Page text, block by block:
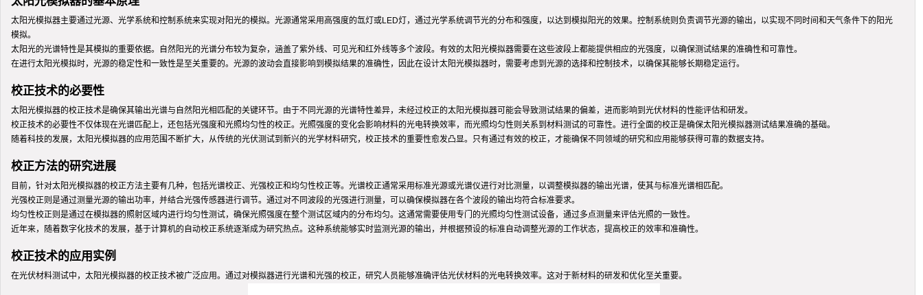
太阳光模拟器主要通过光源、光学系统和控制系统来实现对阳光的模拟。光源通常采用高强度的氙灯或LED灯，通过光学系统调节光的分布和强度，以达到模拟阳光的效果。控制系统则负责调节光源的输出，以实现不同时间和天气条件下的阳光
模拟。
太阳光的光谱特性是其模拟的重要依据。自然阳光的光谱分布较为复杂，涵盖了紫外线、可见光和红外线等多个波段。有效的太阳光模拟器需要在这些波段上都能提供相应的光强度，以确保测试结果的准确性和可靠性。
在进行太阳光模拟时，光源的稳定性和一致性是至关重要的。光源的波动会直接影响到模拟结果的准确性，因此在设计太阳光模拟器时，需要考虑到光源的选择和控制技术，以确保其能够长期稳定运行。
校正技术的必要性
太阳光模拟器的校正技术是确保其输出光谱与自然阳光相匹配的关键环节。由于不同光源的光谱特性差异，未经过校正的太阳光模拟器可能会导致测试结果的偏差，进而影响到光伏材料的性能评估和研发。
校正技术的必要性不仅体现在光谱匹配上，还包括光强度和光照均匀性的校正。光照强度的变化会影响材料的光电转换效率，而光照均匀性则关系到材料测试的可靠性。进行全面的校正是确保太阳光模拟器测试结果准确的基础。
随着科技的发展，太阳光模拟器的应用范围不断扩大，从传统的光伏测试到新兴的光学材料研究，校正技术的重要性愈发凸显。只有通过有效的校正，才能确保不同领域的研究和应用能够获得可靠的数据支持。
校正方法的研究进展
目前，针对太阳光模拟器的校正方法主要有几种，包括光谱校正、光强校正和均匀性校正等。光谱校正通常采用标准光源或光谱仪进行对比测量，以调整模拟器的输出光谱，使其与标准光谱相匹配。
光强校正则是通过测量光源的输出功率，并结合光强传感器进行调节。通过对不同波段的光强进行测量，可以确保模拟器在各个波段的输出均符合标准要求。
均匀性校正则是通过在模拟器的照射区域内进行均匀性测试，确保光照强度在整个测试区域内的分布均匀。这通常需要使用专门的光照均匀性测试设备，通过多点测量来评估光照的一致性。
近年来，随着数字化技术的发展，基于计算机的自动校正系统逐渐成为研究热点。这种系统能够实时监测光源的输出，并根据预设的标准自动调整光源的工作状态，提高校正的效率和准确性。
校正技术的应用实例
在光伏材料测试中，太阳光模拟器的校正技术被广泛应用。通过对模拟器进行光谱和光强的校正，研究人员能够准确评估光伏材料的光电转换效率。这对于新材料的研发和优化至关重要。